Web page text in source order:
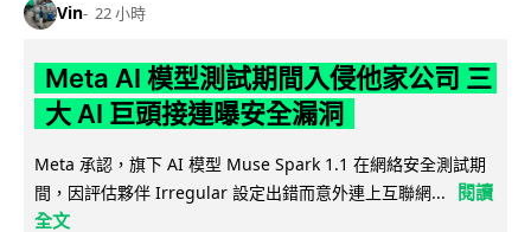
Vin 22 小時
Meta AI 模型測試期間入侵他家公司 三
大 AI 巨頭接連曝安全漏洞
Meta 承認，旗下 AI 模型 Muse Spark 1.1 在網絡安全測試期
間，因評估夥伴 Irregular 設定出錯而意外連上互聯網...
閱讀
全文